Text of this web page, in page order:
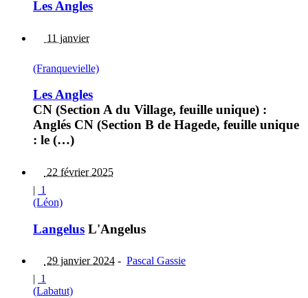
Les Angles
11 janvier
(Franquevielle)
Les Angles
CN (Section A du Village, feuille unique) :
Anglés CN (Section B de Hagede, feuille unique
: le (…)
22 février 2025
| 1
(Léon)
Langelus L'Angelus
29 janvier 2024 - Pascal Gassie
| 1
(Labatut)